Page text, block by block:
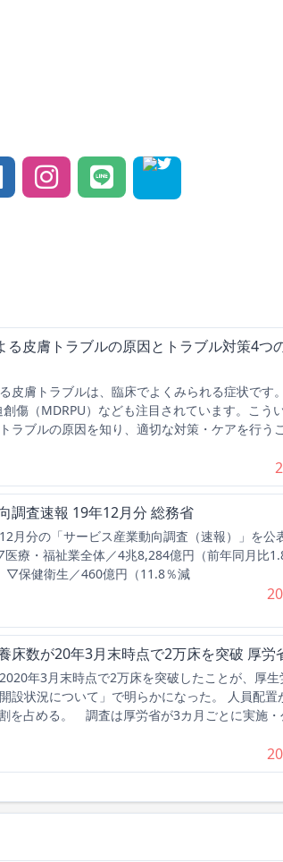
る皮膚トラブルの原因とトラブル対策4つ
皮膚トラブルは、臨床でよくみられる症状です
傷（MDRPU）なども注目されています。こう
ラブルの原因を知り、適切な対策・ケアを行う
調査速報 19年12月分 総務省
月分の「サービス産業動向調査（速報）」を公
療・福祉業全体／4兆8,284億円（前年同月比
▽保健衛生／460億円（11.8％減
床数が20年3月末時点で2万床を突破 厚労
年3月末時点で2万床を突破したことが、厚生
設状況について」で明らかになった。 人員配置
を占める。 調査は厚労省が3カ月ごとに実施・